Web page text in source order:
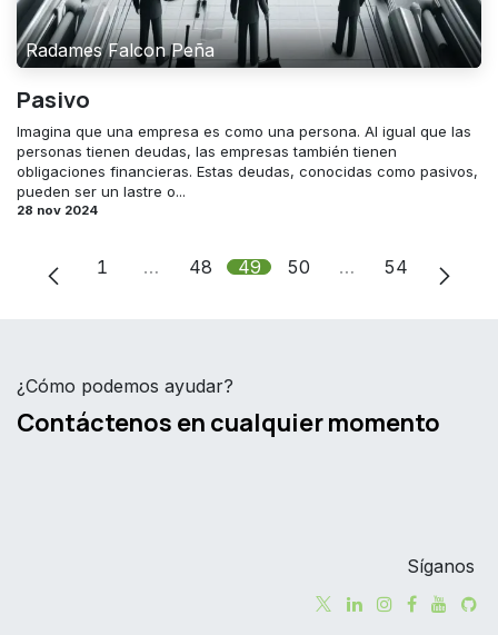
Radames Falcon Peña
Pasivo
Imagina que una empresa es como una persona. Al igual que las
personas tienen deudas, las empresas también tienen
obligaciones financieras. Estas deudas, conocidas como pasivos,
pueden ser un lastre o...
28 nov 2024
1 … 48 49 50 … 54
¿Cómo podemos ayudar?
Contáctenos en cualquier momento
Síganos